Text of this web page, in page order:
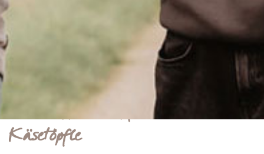
Qualität und das handwerkliche Können bei der Herstellung
Unser Tipp: Käsepfännle und
Käsetöpfle